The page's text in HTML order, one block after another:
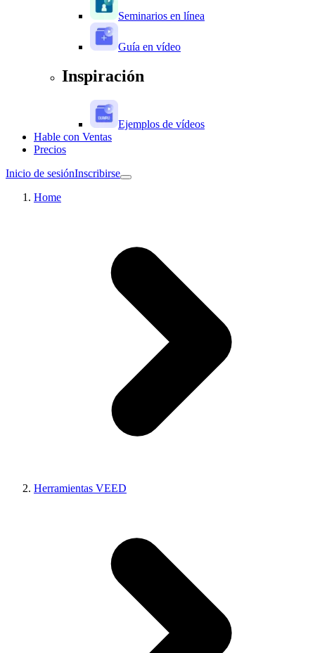
Seminarios en línea
Guía en vídeo
Inspiración
Ejemplos de vídeos
Hable con Ventas
Precios
Inicio de sesiónInscribirse
Home
Herramientas VEED